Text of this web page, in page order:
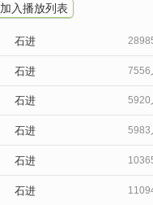
加入播放列表
石进
石进 7556
石进 5920
石进 5983
石进
石进